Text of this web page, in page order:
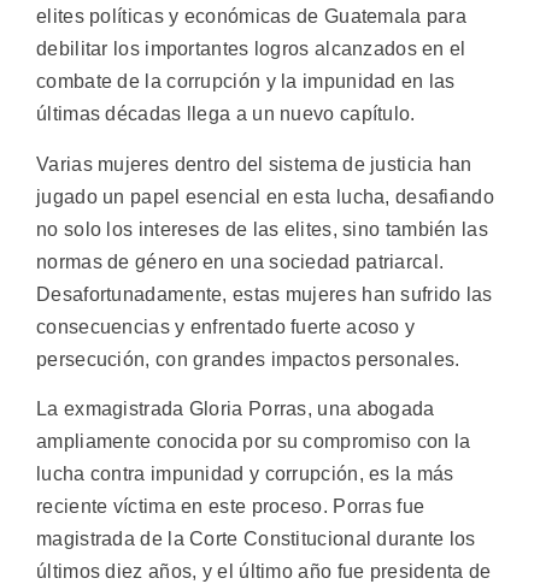
elites políticas y económicas de Guatemala para
debilitar los importantes logros alcanzados en el
combate de la corrupción y la impunidad en las
últimas décadas llega a un nuevo capítulo.
Varias mujeres dentro del sistema de justicia han
jugado un papel esencial en esta lucha, desafiando
no solo los intereses de las elites, sino también las
normas de género en una sociedad patriarcal.
Desafortunadamente, estas mujeres han sufrido las
consecuencias y enfrentado fuerte acoso y
persecución, con grandes impactos personales.
La exmagistrada Gloria Porras, una abogada
ampliamente conocida por su compromiso con la
lucha contra impunidad y corrupción, es la más
reciente víctima en este proceso. Porras fue
magistrada de la Corte Constitucional durante los
últimos diez años, y el último año fue presidenta de